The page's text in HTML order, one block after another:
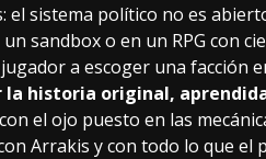
el sistema político no es
sandbox o en un RPG con
a escoger una facción
historia original, aprendida
el ojo puesto en las
Arrakis y con todo lo que el